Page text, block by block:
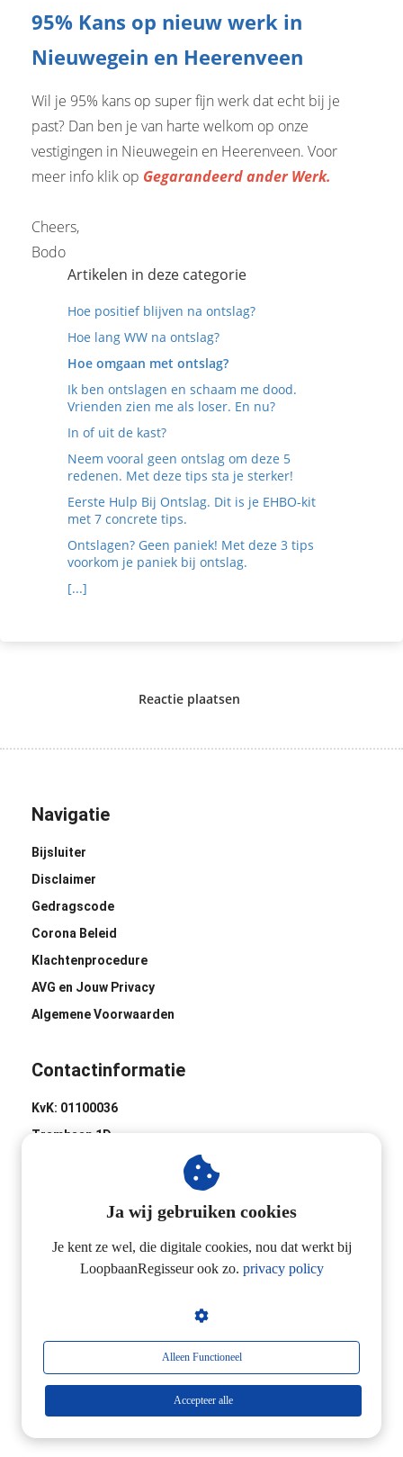
95% Kans op nieuw werk in
Nieuwegein en Heerenveen
Wil je 95% kans op super fijn werk dat echt bij je
past? Dan ben je van harte welkom op onze
vestigingen in Nieuwegein en Heerenveen. Voor
meer info klik op Gegarandeerd ander Werk.
Cheers,
Bodo
Artikelen in deze categorie
Hoe positief blijven na ontslag?
Hoe lang WW na ontslag?
Hoe omgaan met ontslag?
Ik ben ontslagen en schaam me dood.
Vrienden zien me als loser. En nu?
In of uit de kast?
Neem vooral geen ontslag om deze 5
redenen. Met deze tips sta je sterker!
Eerste Hulp Bij Ontslag. Dit is je EHBO-kit
met 7 concrete tips.
Ontslagen? Geen paniek! Met deze 3 tips
voorkom je paniek bij ontslag.
[...]
Reactie plaatsen
Navigatie
Bijsluiter
Disclaimer
Gedragscode
Corona Beleid
Klachtenprocedure
AVG en Jouw Privacy
Algemene Voorwaarden
Contactinformatie
KvK: 01100036
Trambaan 1D
Industrieweg 2D
3433 NL Nieuwegein
06-24257923
Ja wij gebruiken cookies
Je kent ze wel, die digitale cookies, nou dat werkt bij
LoopbaanRegisseur ook zo. privacy policy
Alleen Functioneel
Accepteer alle